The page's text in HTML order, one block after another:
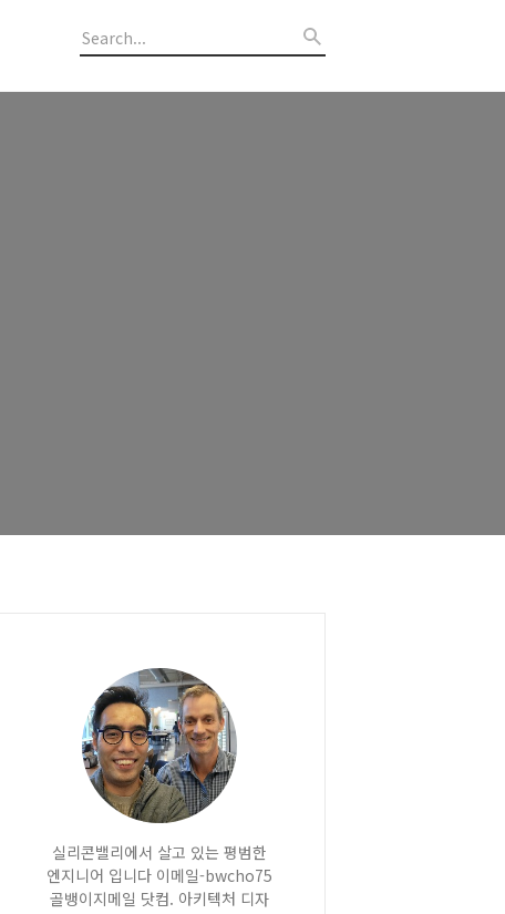
실리콘밸리에서 살고 있는 평범한
엔지니어 입니다 이메일-bwcho75
골뱅이지메일 닷컴. 아키텍처 디자